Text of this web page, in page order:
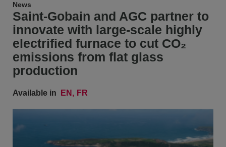
News
Saint-Gobain and AGC partner to
innovate with large-scale highly
electrified furnace to cut CO₂
emissions from flat glass
production
Available in EN FR